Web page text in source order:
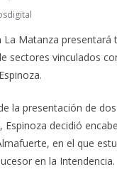
La Matanza
sectores vinculados
la presentación de
Espinoza decidió
en el que
en la Intendencia.